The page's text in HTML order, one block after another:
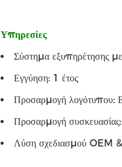
Υπηρεσίες
Σύστημα εξυπηρέτησης
Εγγύηση: 1 έτος
Προσαρμογή λογότυπου:
Προσαρμογή συσκευασίας:
Λύση σχεδιασμού OEM